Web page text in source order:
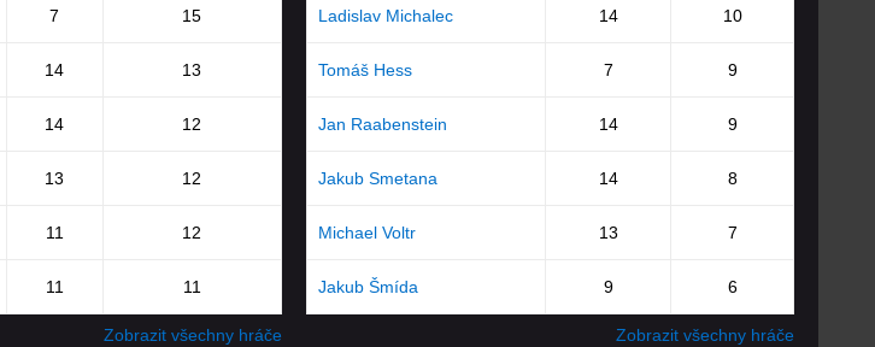
7 15
14 13
14 12
13 12
11 12
11 11
Zobrazit všechny hráče
Ladislav Michalec 14 10
Tomáš Hess 7 9
Jan Raabenstein 14 9
Jakub Smetana 14 8
Michael Voltr 13 7
Jakub Šmída 9 6
Zobrazit všechny hráče